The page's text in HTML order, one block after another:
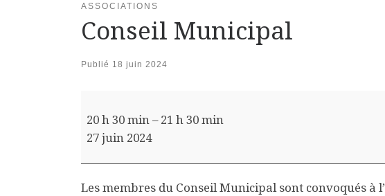
ASSOCIATIONS
Conseil Municipal
Publié 18 juin 2024
20 h 30 min – 21 h 30 min
27 juin 2024
Les membres du Conseil Municipal sont convoqués à